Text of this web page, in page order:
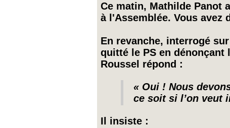
Ce matin, Mathilde Panot
à l'Assemblée. Vous avez
En revanche, interrogé
quitté le PS en dénonçant
Roussel répond :
« Oui ! Nous
ce soit si l’on veut
Il insiste :